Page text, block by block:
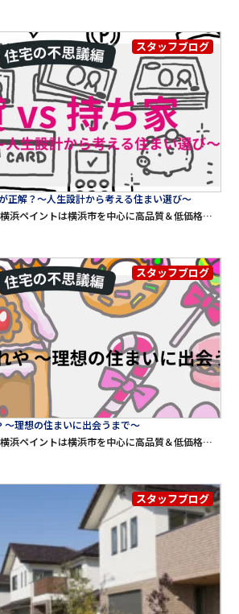
解？〜人生設計から考える住まい選び〜
みなさまこんにちわ！ 横浜ペイントは横浜市を中心に高品質＆低価格な外壁塗装・屋根工事・雨漏り修理をご提供する専門店です。 横浜ペイントのブログをご覧頂きありがとうございます♪ 賃貸 vs 持ち家 どちらが正解？〜人生設計から考える住まい選び〜 「家を持つべきか、借りるべきか？」これは人生の大きな選択のひとつであり、誰もが一度は悩むテーマです。住宅の選択は生活スタイル、経済状況、家族構成、将来のビジョンなどに深く関わる重要な決断です。この記事では「賃貸」と「持ち家」それぞれの特徴を、費用、自由度、リスク、心理的な側面などから総合的に比較し、あなたにとって最適な選択を見つけるヒントをお届けします。 【1】まずは定義の確認 賃貸：不動産を借りて、家賃を支払って住む形態。契約期間は一般に2年で、更新時に更新料が発生することもあります。 持ち家：住宅を購入し、自分名義の所有物として住む形態。住宅ローンを利用するケースが一般的です。 【2】初期費用・ランニングコストの比較 ■ 賃貸の費用 初期費用：敷金、礼金、仲介手数料、前家賃、火災保険など。家賃の4〜6ヶ月分が目安。 月々の支払い：家賃、共益費、更新料（2年ごと）、火災保険料など。 修繕費：大家負担が基本。借主は通常の損耗以外に対する原状回復のみ。 ■ 持ち家の費用 初期費用：頭金（物件価格の10〜20％）、諸費用（登記費用、仲介手数料、ローン手数料など）。物件価格の5〜10％。 月々の支払い：住宅ローン返済、固定資産税、火災・地震保険、管理費（マンション）、修繕積立金。 修繕費：全額自己負担（戸建て）、または積立金（マンション）。 ▶︎結論：短期的には賃貸が安いが、長期的には持ち家が「資産」として残る可能性がある 【3】自由度・ライフスタイルの柔軟性 ■ 賃貸のメリット 引越しが容易。転勤や結婚、離婚、親の介護などに柔軟に対応可能。 生活の変化に合わせて間取りや立地を変えられる。 嫌な隣人がいれば引っ越せばよい。 ■ 賃貸のデメリット 自由にリフォームできない。 ペット飼育や楽器演奏などの制約が多い。 高齢になると賃貸契約が難しくなることも。 ■ 持ち家のメリット 自由にリフォーム・リノベーションできる。 愛着が湧きやすく、「終の棲家」としての安心感がある。 住宅ローン完済後の住居費負担が激減。 ■ 持ち家のデメリット 簡単に引っ越せない（売却・賃貸に時間がかかる）。 修繕や建て替えの責任が自分にある。 転勤や家族構成の変化に柔軟に対応しづらい。 ▶︎結論：変化の多い人生には賃貸、安定志向なら持ち家が向いている 【4】資産価値と老後の安心 ■ 賃貸 いくら家賃を払い続けても資産にはならない。 高齢時の住居確保が不安（高齢者の入居拒否など）。 退職後も家賃を払い続けなければならない。 ■ 持ち家 資産として残る可能性がある（ただし地価下落リスクも）。 住宅ローンを完済すれば住居費が大幅に減る。 売却・賃貸による資金化も可能。 ▶︎結論：老後の「住まいの不安」を減らしたいなら持ち家が有利 【5】地震や災害リスク 日本は地震大国。どちらにもリスクはありますが、備え方が異なります。 ■ 賃貸 建物損壊時は大家の責任。修繕や建て替えは不要。 住めなくなった場合は、引っ越せば済む（保険適用で転居費補助も可能）。 ■ 持ち家 地震・台風・水害などで建物にダメージが出た場合、基本的に修繕費は自己負担。 ローン残債がある場合、建物がなくなっても返済義務は残る（地震保険でカバー可能だが満額は出にくい）。 ▶︎結論：災害リスクへの対応力では賃貸がやや優勢 【6】心理的・社会的な側面 ■ 賃貸派の心情 「身軽に生きたい」「しばられたくない」 「家を資産と考えず、流動性を重視」 「将来のリスク（災害、空き家問題、老朽化）を避けたい」 ■ 持ち家派の心情 「家族の拠点を持ちたい」 「家を子どもに残したい」 「安心して老後を迎えたい」 ▶︎結論：価値観や人生観が大きく影響するため「どちらが正解」ではなく「どちらが自分に合うか」が大切 【7】結局どっちが得？シミュレーション例 ケース1：都心に30年間賃貸で住んだ場合 家賃：15万円／月 × 12ヶ月 × 30年＝5,400万円 修繕費不要、税金不要。ただし資産ゼロ。 ケース2：都心で5000万円のマンションを購入 頭金：500万円、ローン返済：約15万円／月 × 35年 固定資産税・修繕費などで追加費用あり。 35年後にローン完済＋資産価値：仮に3000万円残れば資産形成成功。 ▶︎数字だけ見ると「最終的な資産が残る持ち家」が得に見えるが、変動要素（利率、地価、リストラ、災害など）に大きく左右されるため、計画性が非常に重要。 【8】まとめ：どっちがいいかは「あなた次第」 比較項目 賃貸 持ち家 初期費用 少なめ（家賃数ヶ月分） 多め（頭金＋諸費用） 月々の支払い 家賃 ローン＋税＋修繕費 住み替えやすさ ◎ △（流動性低い） 資産形成 × 〇（価値が下がるリスクあり） 修繕負担 小 大（自費修繕が必要） 老後の安心感 △（家賃支払いが継続） ◎（完済後の住居費軽減） 災害時の対応力 ◎（引越ししやすい） △（修繕費・ローン残債あり） 最終結論： 変化の多い20代～30代：賃貸の柔軟性がメリット。 子育てや落ち着いた40代以降：持ち家での安定生活が魅力。 将来設計と価値観に合った選択をしましょう！
スタッフブログ
～理想の住まいに出会うまで～
みなさまこんにちわ！ 横浜ペイントは横浜市を中心に高品質＆低価格な外壁塗装・屋根工事・雨漏り修理をご提供する専門店です。 横浜ペイントのブログをご覧頂きありがとうございます♪ お家探しのあれやこれや ～理想の住まいに出会うまで～ 人生の中で「家を探す」というのは、とても大きなイベントのひとつです。進学や就職、結婚、転勤、家族の増加など、ライフステージの変化に合わせて住まいも変わっていきます。ここでは、お家探しにおける一連の流れや注意点、押さえておきたいポイントを、3000字ほどでわかりやすく紹介します。 1. まずは「目的」と「条件」をはっきりさせる 家探しを始める前に、自分や家族にとって「何を重視するか」を明確にすることが何より重要です。主な条件には以下のようなものがあります： 立地（エリア・最寄駅） 通勤や通学時間、周辺環境（スーパー、病院、公園など）も考慮。 家賃・購入価格 賃貸なら月収の3割以内が目安。購入ならローン返済額が年収の25～30％以内が理想。 間取り 一人暮らしなら1K～1LDK、ファミリーなら2LDK～4LDKなど。 築年数・設備 新築志向か、中古でもリノベ済みを選ぶか。オートロックや宅配ボックスなどの設備も検討材料。 条件を「絶対に譲れないもの（Must）」と「できれば叶えたいもの（Want）」に分類すると、物件の絞り込みがしやすくなります。 2. 情報収集の方法 情報収集は「不動産ポータルサイト」と「不動産会社」が主な手段です。 ポータルサイト（例：SUUMO、HOME'S、アットホーム） 条件を細かく設定して検索可能。写真や間取り図も豊富。 不動産会社に相談 地元密着型の店舗では、ネット未掲載の「掘り出し物件」に出会える可能性も。 特に賃貸の場合、ポータルサイトの情報がリアルタイムではないこともあるため、気になる物件があればすぐに問い合わせるのが吉です。 3. 内見（見学）で確認すべきポイント 気になる物件が見つかったら、実際に現地を見に行く「内見」を行いましょう。以下のポイントに注目してください： 日当たり・風通し 周辺の騒音（電車、道路、人通りなど） 収納の広さ 携帯電話の電波状況やネット回線の有無 ゴミ出しルール・共用部分の清潔感 近隣住民の雰囲気やマナー 内見はできれば平日と休日、昼と夜で雰囲気を比較するのが理想です。 4. 契約前に気をつけること 契約に進む前に、以下の点をしっかり確認しましょう： 初期費用の明細 敷金・礼金・仲介手数料・前家賃・火災保険料など。 契約期間と更新料 一般的には2年更新。更新料や違約金の有無もチェック。 重要事項説明書 契約前に必ず不動産会社から説明される書類。建物の構造、設備、法的な制限などが記載されています。 契約書の内容 契約解除の条件やペット可否、禁止事項などを必ず確認。 不明点があれば、その場で質問を。曖昧なまま契約しないことが大切です。 5. 引越しと新生活の準備 契約後は、引越しに向けた準備が待っています。やることはたくさんありますが、主なものは以下の通りです： 引越し業者の手配（相見積もりがおすすめ） ライフライン（電気・ガス・水道・インターネット）の手続き 転出・転入届の提出（市区町村役所） 郵便物の転送届（郵便局） また、新居で使う家具や家電のサイズを事前に測り、搬入経路も確認しておきましょう。 6. 賃貸と購入、どちらがいいの？ よくある疑問のひとつが、「賃貸と購入、どっちが得か？」という問題です。正解は一概には言えませんが、それぞれのメリット・デメリットを理解することが大切です。 賃貸のメリット： ライフスタイルの変化に応じて柔軟に引っ越せる 修繕費が不要 初期費用が比較的安い 賃貸のデメリット： 家賃を払い続けても資産にならない 契約や更新のたびに費用がかかる 購入のメリット： 住宅ローン完済後は住居費が軽くなる 自分の資産になる リフォームなど自由にできる 購入のデメリット： 引っ越しがしにくい 固定資産税や修繕費など維持費がかかる 売却時に価格が下がるリスクも ライフプランや資金計画に合わせて、慎重に選びましょう。 7. よくあるトラブルとその対処法 お家探しでは、トラブルもつきものです。以下のようなケースに注意を： 「写真と全然違う！」問題 内見で実物を確認し、少しでも違和感があれば避ける。 騒音や近隣トラブル 内見時に周囲の音をよく聞く。時間帯を変えて複数回行くのが効果的。 退去時のトラブル 原状回復費用のトラブルが多い。入居時に傷や汚れを記録（写真撮影）しておくこと。 まとめ お家探しは時間も労力もかかりますが、しっかりと準備し、丁寧にステップを踏むことで、自分にぴったりの住まいに出会うことができます。焦らず、情報を集めて、納得いくまで比較・検討するのが成功のカギです。人生の大きな選択のひとつである住まい選び、ぜひ楽しみながら進めてくださいね。 次回は、賃貸と持ち家どっちがいいの？ということで永遠のテーマかもしれませんね解説させて頂きます♪
スタッフブログ
スタッフブログ